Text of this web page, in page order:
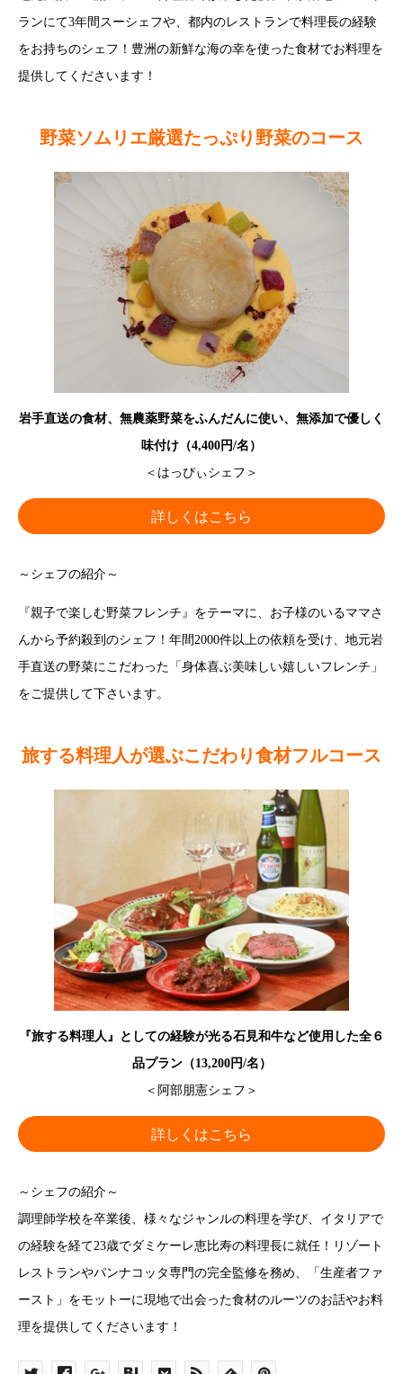
ランにて3年間スーシェフや、都内のレストランで料理長の経験
をお持ちのシェフ！豊洲の新鮮な海の幸を使った食材でお料理を
提供してくださいます！
野菜ソムリエ厳選たっぷり野菜のコース
岩手直送の食材、無農薬野菜をふんだんに使い、無添加で優しく
味付け（4,400円/名）
＜はっぴぃシェフ＞
詳しくはこちら
～シェフの紹介～
『親子で楽しむ野菜フレンチ』をテーマに、お子様のいるママさ
んから予約殺到のシェフ！年間2000件以上の依頼を受け、地元岩
手直送の野菜にこだわった「身体喜ぶ美味しい嬉しいフレンチ」
をご提供して下さいます。
旅する料理人が選ぶこだわり食材フルコース
『旅する料理人』としての経験が光る石見和牛など使用した全６
品プラン（13,200円/名）
＜阿部朋憲シェフ＞
詳しくはこちら
～シェフの紹介～
調理師学校を卒業後、様々なジャンルの料理を学び、イタリアで
の経験を経て23歳でダミケーレ恵比寿の料理長に就任！リゾート
レストランやパンナコッタ専門の完全監修を務め、「生産者ファ
ースト」をモットーに現地で出会った食材のルーツのお話やお料
理を提供してくださいます！